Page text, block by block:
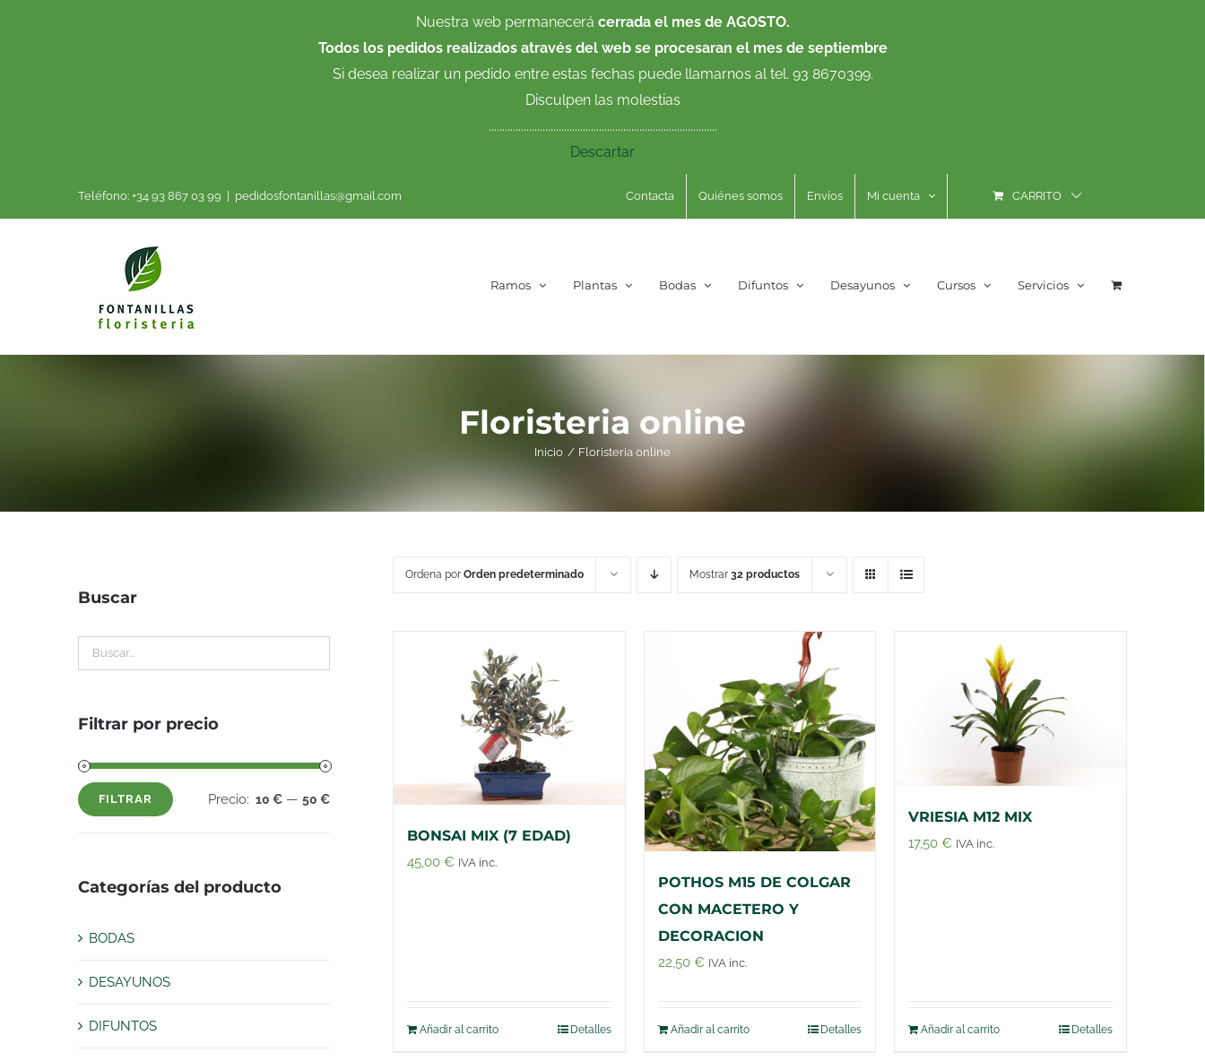
Nuestra web permanecerá cerrada el mes de AGOSTO.
Todos los pedidos realizados através del web se procesaran el mes de septiembre
Si desea realizar un pedido entre estas fechas puede llamarnos al tel. 93 8670399.
Disculpen las molestias
.....................................................................................
Descartar
Teléfono: +34 93 867 03 99 pedidosfontanillas@gmail.com Contacta Quiénes somos Envíos Mi cuenta CARRITO
Ramos Plantas Bodas Difuntos Desayunos Cursos Servicios
Floristeria online
Inicio Floristeria online
Ordena por Orden predeterminado Mostrar 32 productos
BONSAI MIX (7 EDAD)
45,00 € IVA inc.
Añadir al carrito Detalles
POTHOS M15 DE COLGAR
CON MACETERO Y
DECORACION
22,50 € IVA inc.
Añadir al carrito Detalles
VRIESIA M12 MIX
17,50€ IVA inc.
Añadir al carrito Detalles
Buscar
Filtrar por precio
Precio
Precio
FILTRAR Precio: 10 €— 50 €
Categorías del producto
BODAS
DESAYUNOS
DIFUNTOS